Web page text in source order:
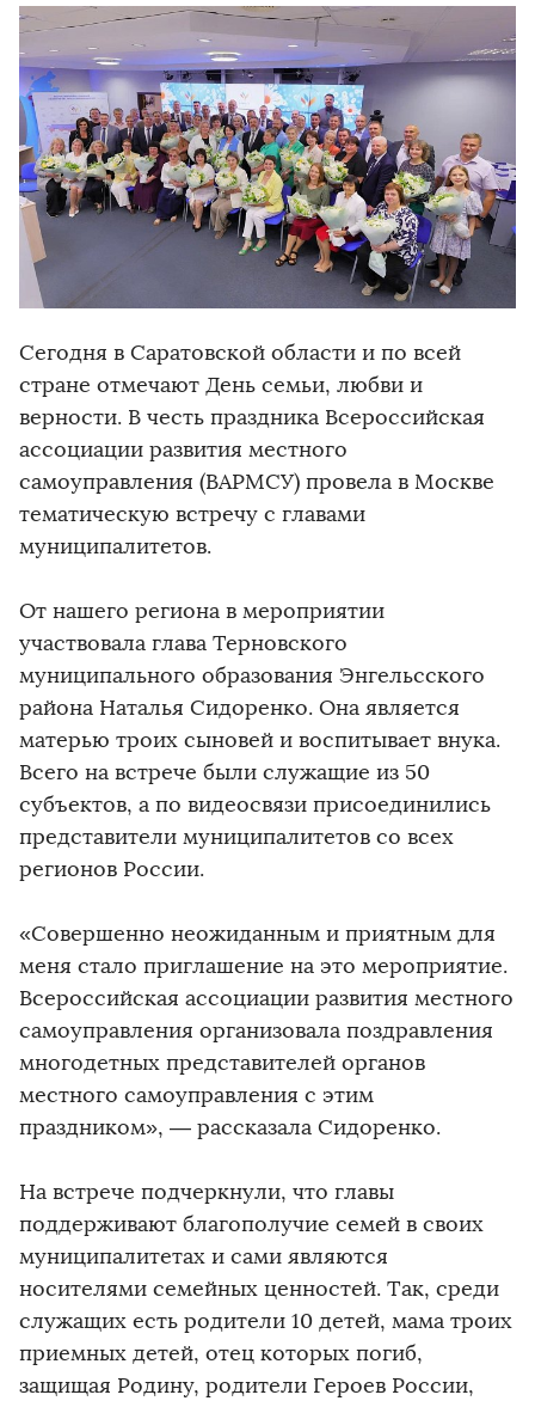
Сегодня в Саратовской области и по всей
стране отмечают День семьи, любви и
верности. В честь праздника Всероссийская
ассоциации развития местного
самоуправления (ВАРМСУ) провела в Москве
тематическую встречу с главами
муниципалитетов.
От нашего региона в мероприятии
участвовала глава Терновского
муниципального образования Энгельсского
района Наталья Сидоренко. Она является
матерью троих сыновей и воспитывает внука.
Всего на встрече были служащие из 50
субъектов, а по видеосвязи присоединились
представители муниципалитетов со всех
регионов России.
«Совершенно неожиданным и приятным для
меня стало приглашение на это мероприятие.
Всероссийская ассоциации развития местного
самоуправления организовала поздравления
многодетных представителей органов
местного самоуправления с этим
праздником», — рассказала Сидоренко.
На встрече подчеркнули, что главы
поддерживают благополучие семей в своих
муниципалитетах и сами являются
носителями семейных ценностей. Так, среди
служащих есть родители 10 детей, мама троих
приемных детей, отец которых погиб,
защищая Родину, родители Героев России,